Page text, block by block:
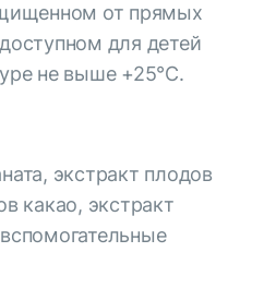
от прямых
для детей
не выше +25°С.
экстракт плодов
какао, экстракт